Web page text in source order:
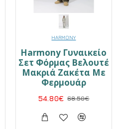
HARMONY
Harmony Γυναικείο
Σετ Φόρμας Βελουτέ
Μακριά Ζακέτα Με
Φερμουάρ
54.80€ 68.50€